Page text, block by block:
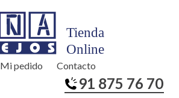
Mi pedido Contacto
91 875 76 70